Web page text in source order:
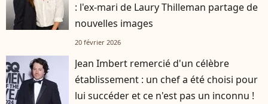
: l'ex-mari de Laury Thilleman partage de
nouvelles images
20 février 2026
Jean Imbert remercié d'un célèbre
établissement : un chef a été choisi pour
lui succéder et ce n'est pas un inconnu !